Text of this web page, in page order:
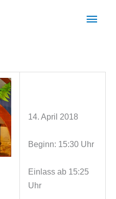
14. April 2018
Beginn: 15:30 Uhr
Einlass ab 15:25
Uhr